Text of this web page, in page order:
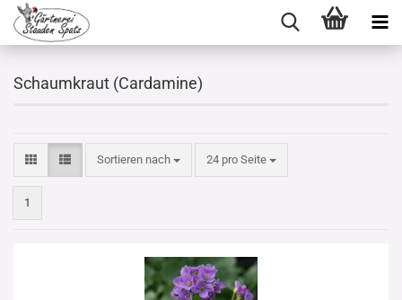
Schaumkraut (Cardamine)
Sortieren nach
Sortieren nach 24 pro Seite
pro Seite
1